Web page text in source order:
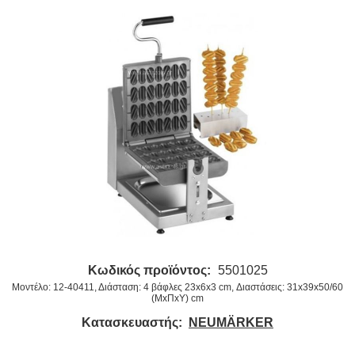
Κωδικός προϊόντος: 5501025
Μοντέλο: 12-40411, Διάσταση: 4 βάφλες 23x6x3 cm, Διαστάσεις: 31x39x50/60
(ΜxΠxΥ) cm
Κατασκευαστής: NEUMÄRKER